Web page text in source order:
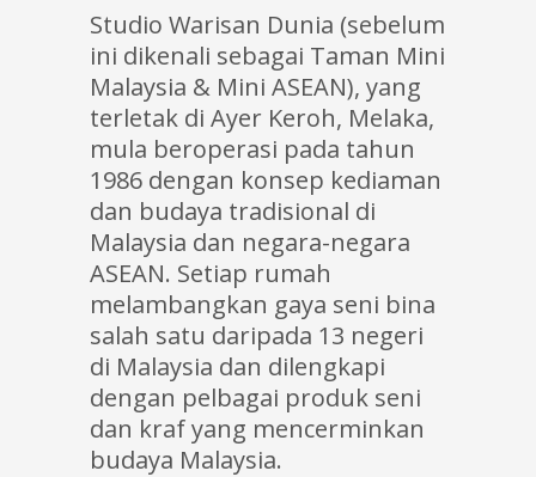
Studio Warisan Dunia (sebelum
ini dikenali sebagai Taman Mini
Malaysia & Mini ASEAN), yang
terletak di Ayer Keroh, Melaka,
mula beroperasi pada tahun
1986 dengan konsep kediaman
dan budaya tradisional di
Malaysia dan negara-negara
ASEAN. Setiap rumah
melambangkan gaya seni bina
salah satu daripada 13 negeri
di Malaysia dan dilengkapi
dengan pelbagai produk seni
dan kraf yang mencerminkan
budaya Malaysia.